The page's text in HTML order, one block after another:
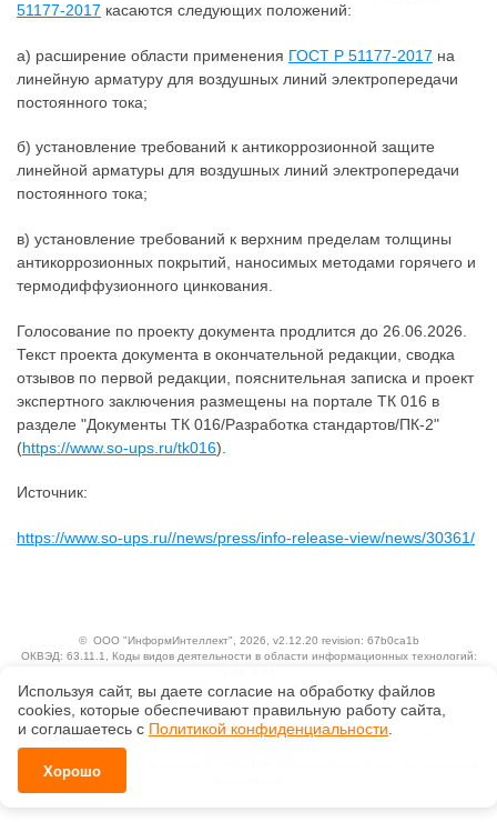
51177-2017 касаются следующих положений:
а) расширение области применения ГОСТ Р 51177-2017 на
линейную арматуру для воздушных линий электропередачи
постоянного тока;
б) установление требований к антикоррозионной защите
линейной арматуры для воздушных линий электропередачи
постоянного тока;
в) установление требований к верхним пределам толщины
антикоррозионных покрытий, наносимых методами горячего и
термодиффузионного цинкования.
Голосование по проекту документа продлится до 26.06.2026.
Текст проекта документа в окончательной редакции, сводка
отзывов по первой редакции, пояснительная записка и проект
экспертного заключения размещены на портале ТК 016 в
разделе "Документы ТК 016/Разработка стандартов/ПК-2"
(https://www.so-ups.ru/tk016).
Источник:
https://www.so-ups.ru//news/press/info-release-view/news/30361/
© ООО "ИнформИнтеллект" , 2026, v2.12.20 revision: 67b0ca1b
ОКВЭД: 63.11.1, Коды видов деятельности в области информационных технологий:
Ценовая политика
Исключительные авторские и смежные права принадлежат АО «Кодекс».
Положение по обработке и защите персональных данных
Справка о регистрации продуктов АО «Кодекс» в Реестре российского программного
Используя сайт, вы даете согласие на обработку файлов
сооkiеs, которые обеспечивают правильную работу сайта,
и соглашаетесь с Политикой конфиденциальности
Хорошо